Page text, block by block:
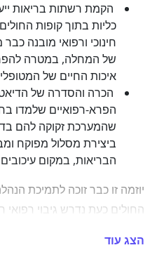
הקמת רשתות בריאות
כליות בתוך קופות
חינוכי ורפואי מובנה
של המחלה, במטרה
איכות החיים של
הכרה והסדרה של
הפרא-רפואיים שלמדו
שהמערכת זקוקה להם
ביצירת מסלול מפוקח
הבריאות, במקום
יוזמה זו כבר זוכה לתמיכת
החולים כעת נדרש גיבוי
הצג עוד